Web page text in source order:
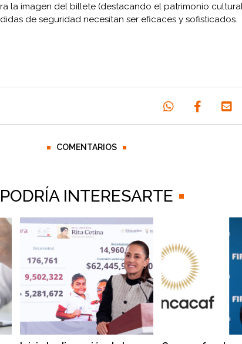
la imagen del billete (destacando el patrimonio
de seguridad necesitan ser eficaces y sofisticados.
COMENTARIOS
PODRÍA INTERESARTE